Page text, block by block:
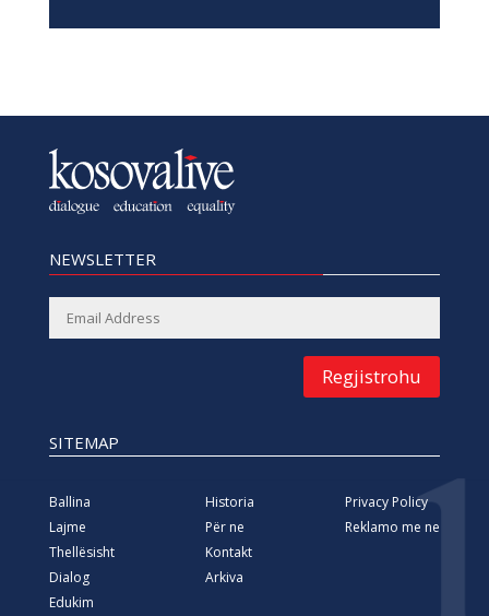
NEWSLETTER
Regjistrohu
SITEMAP
Ballina
Lajme
Thellësisht
Dialog
Edukim
Historia
Për ne
Kontakt
Arkiva
Privacy Policy
Reklamo me ne